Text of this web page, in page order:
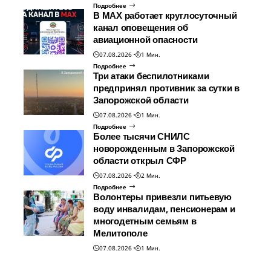
Подробнее
В МАХ работает круглосуточный
канал оповещения об
авиационной опасности
07.08.2026
1 Мин.
Подробнее
Три атаки беспилотниками
предпринял противник за сутки в
Запорожской области
07.08.2026
1 Мин.
Подробнее
Более тысячи СНИЛС
новорожденным в Запорожской
области открыл СФР
07.08.2026
2 Мин.
Подробнее
Волонтеры привезли питьевую
воду инвалидам, пенсионерам и
многодетным семьям в
Мелитополе
07.08.2026
1 Мин.